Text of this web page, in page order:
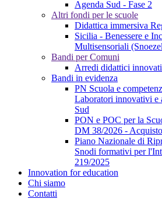
Agenda Sud - Fase 2
Altri fondi per le scuole
Didattica immersiva
Sicilia - Benessere e
Multisensoriali
Bandi per Comuni
Arredi didattici
Bandi in evidenza
PN Scuola e
Laboratori innovativi e
Sud
PON e POC per la
DM 38/2026 -
Piano Nazionale di
Snodi formativi per
219/2025
Innovation for education
Chi siamo
Contatti